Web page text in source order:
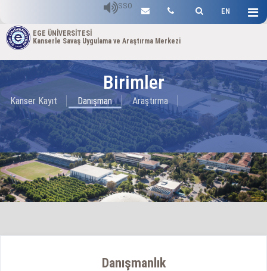
EN
SSO
EGE ÜNİVERSİTESİ
Kanserle Savaş Uygulama ve Araştırma Merkezi
Birimler
Kanser Kayıt Danışman Araştırma
Danışmanlık